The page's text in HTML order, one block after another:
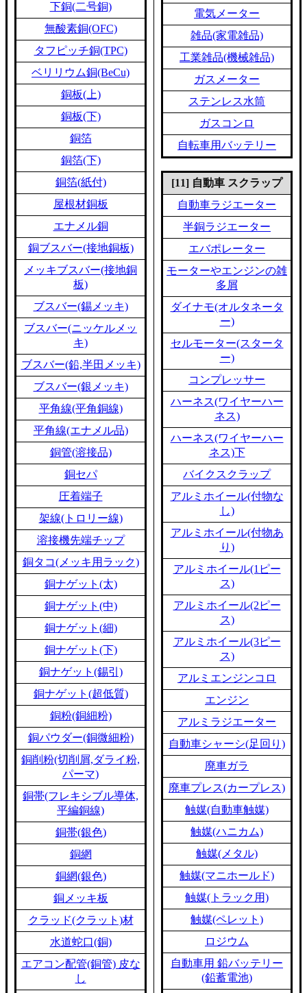
下銅(二号銅)
無酸素銅(OFC)
タフピッチ銅(TPC)
ベリリウム銅(BeCu)
銅板(上)
銅板(下)
銅箔
銅箔(下)
銅箔(紙付)
屋根材銅板
エナメル銅
銅ブスバー(接地銅板)
メッキブスバー(接地銅
板)
ブスバー(錫メッキ)
ブスバー(ニッケルメッ
キ)
ブスバー(鉛,半田メッキ)
ブスバー(銀メッキ)
平角線(平角銅線)
平角線(エナメル品)
銅管(溶接品)
銅セパ
圧着端子
架線(トロリー線)
溶接機先端チップ
銅タコ(メッキ用ラック)
銅ナゲット(太)
銅ナゲット(中)
銅ナゲット(細)
銅ナゲット(下)
銅ナゲット(錫引)
銅ナゲット(超低質)
銅粉(銅細粉)
銅パウダー(銅微細粉)
銅削粉(切削屑,ダライ粉,
パーマ)
銅帯(フレキシブル導体,
平編銅線)
銅帯(銀色)
銅網
銅網(銀色)
銅メッキ板
クラッド(クラット)材
水道蛇口(銅)
エアコン配管(銅管) 皮な
し
電気メーター
雑品(家電雑品)
工業雑品(機械雑品)
ガスメーター
ステンレス水筒
ガスコンロ
自転車用バッテリー
[11] 自動車 スクラップ
自動車ラジエーター
半銅ラジエーター
エバポレーター
モーターやエンジンの雑
多屑
ダイナモ(オルタネータ
ー)
セルモーター(スタータ
ー)
コンプレッサー
ハーネス(ワイヤーハー
ネス)
ハーネス(ワイヤーハー
ネス)下
バイクスクラップ
アルミホイール(付物な
し)
アルミホイール(付物あ
り)
アルミホイール(1ピー
ス)
アルミホイール(2ピー
ス)
アルミホイール(3ピー
ス)
アルミエンジンコロ
エンジン
アルミラジエーター
自動車シャーシ(足回り)
廃車ガラ
廃車プレス(カープレス)
触媒(自動車触媒)
触媒(ハニカム)
触媒(メタル)
触媒(マニホールド)
触媒(トラック用)
触媒(ペレット)
ロジウム
自動車用 鉛バッテリー
(鉛蓄電池)